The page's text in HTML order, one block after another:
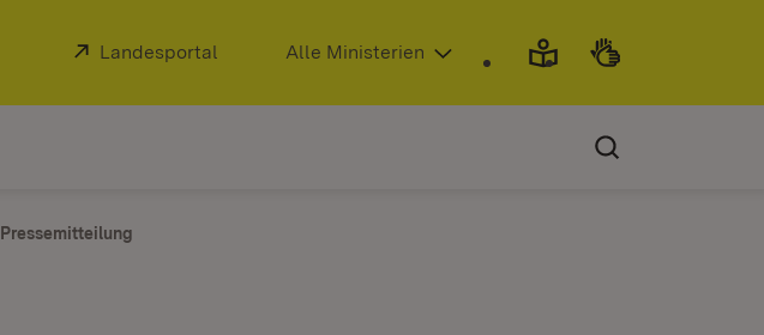
Extern:
Landesportal (Öffnet in neuem Fenster)
Alle Ministerien
Pressemitteilung